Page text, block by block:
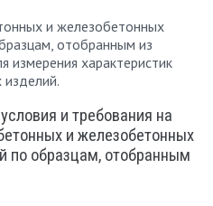
и железобетонных
отобранным из
характеристик
и требования на
и железобетонных
по образцам, отобранным